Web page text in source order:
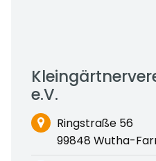
e.V.
Ringstraße 56
99848 Wutha-